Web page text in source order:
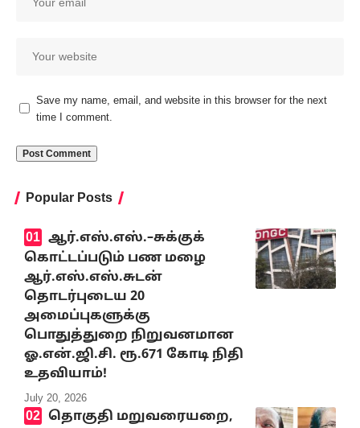
Save my name, email, and website in this browser for the next
time I comment.
Popular Posts
ஆர்.எஸ்.எஸ்.–சுக்குக்
கொட்டப்படும் பண மழை
ஆர்.எஸ்.எஸ்.சுடன்
தொடர்புடைய 20
அமைப்புகளுக்கு
பொதுத்துறை நிறுவனமான
ஓ.என்.ஜி.சி. ரூ.671 கோடி நிதி
உதவியாம்!
July 20, 2026
தொகுதி மறுவரையறை,